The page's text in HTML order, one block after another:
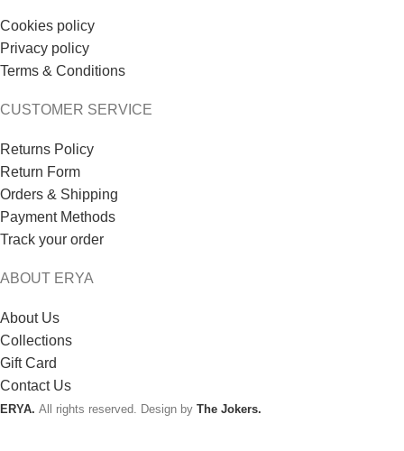
Cookies policy
Privacy policy
Terms & Conditions
CUSTOMER SERVICE
Returns Policy
Return Form
Orders & Shipping
Payment Methods
Track your order
ABOUT ERYA
About Us
Collections
Gift Card
Contact Us
ERYA. All rights reserved. Design by The Jokers.